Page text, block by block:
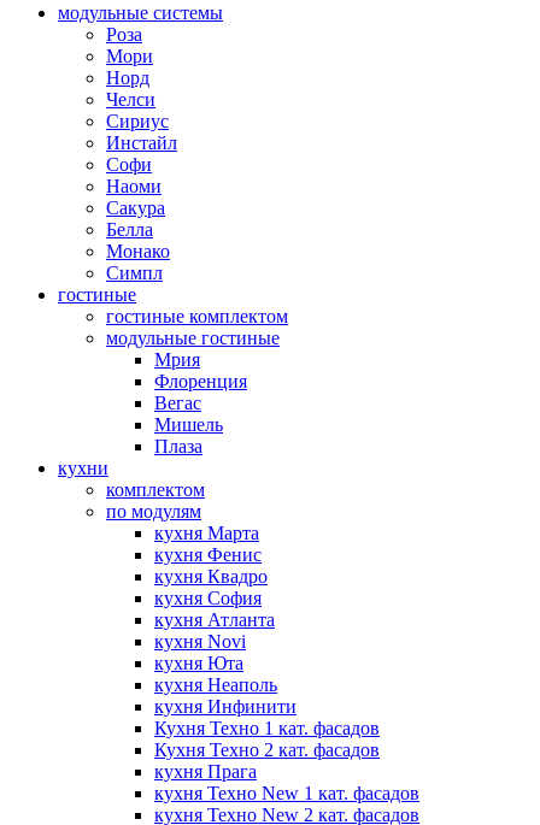
модульные системы
Роза
Мори
Норд
Челси
Сириус
Инстайл
Софи
Наоми
Сакура
Белла
Монако
Симпл
гостиные
гостиные комплектом
модульные гостиные
Мрия
Флоренция
Вегас
Мишель
Плаза
кухни
комплектом
по модулям
кухня Марта
кухня Фенис
кухня Квадро
кухня София
кухня Атланта
кухня Novi
кухня Юта
кухня Неаполь
кухня Инфинити
Кухня Техно 1 кат. фасадов
Кухня Техно 2 кат. фасадов
кухня Прага
кухня Техно New 1 кат. фасадов
кухня Техно New 2 кат. фасадов